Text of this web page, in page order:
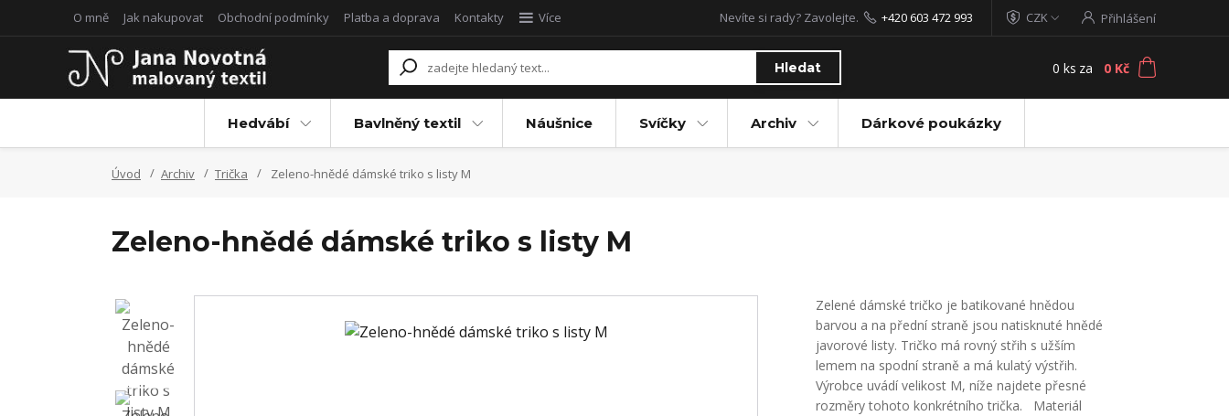
O mně Jak nakupovat Obchodní podmínky Platba a doprava Kontakty Více CZK Přihlášení
Hledat
Nevíte si rady? Zavolejte. +420 603 472 993
0 ks za 0 Kč
Hedvábí Bavlněný textil Náušnice Svíčky Archiv Dárkové poukázky
Úvod Archiv Trička Zeleno-hnědé dámské triko s listy M
Zeleno-hnědé dámské triko s listy M
Zelené dámské tričko je batikované hnědou
barvou a na přední straně jsou natisknuté hnědé
javorové listy. Tričko má rovný střih s užším
lemem na spodní straně a má kulatý výstřih.
Výrobce uvádí velikost M, níže najdete přesné
rozměry tohoto konkrétního trička. Materiál